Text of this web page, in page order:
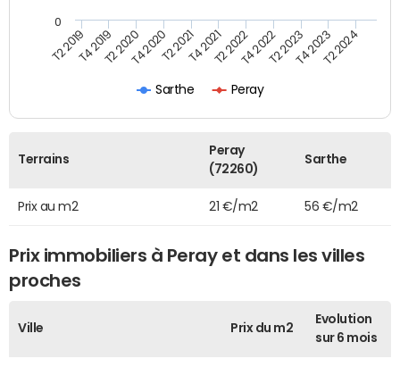
Sarthe Peray
T2 2019T4 2019T2 2020T4 2020T2 2021T4 2021T2 2022T4 2022T2 2023T4 2023T2 2024
0
Terrains
Peray
(72260)
Sarthe
Prix au m2 21 €/m2 56 €/m2
Prix immobiliers à Peray et dans les villes
proches
Ville Prix du m2
Evolution
sur 6 mois